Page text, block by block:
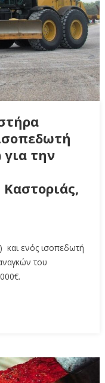
την
και ενός ισοπεδωτή
του